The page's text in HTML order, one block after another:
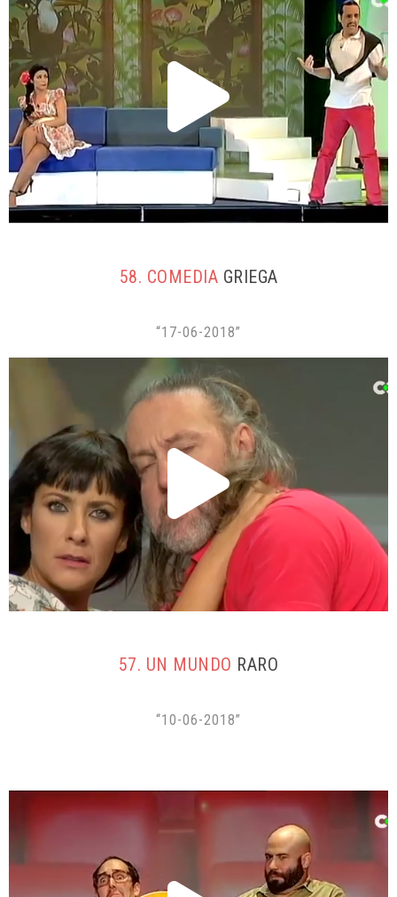
58. COMEDIA GRIEGA
“17-06-2018”
57. UN MUNDO RARO
“10-06-2018”